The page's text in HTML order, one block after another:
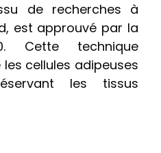
de recherches à
est approuvé par la
Cette technique
cellules adipeuses
les tissus